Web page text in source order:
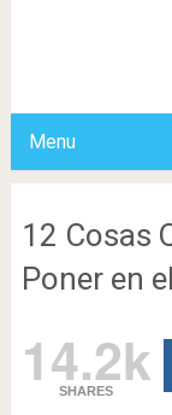
Menu
12 Cosas
Poner en
14.2k
SHARES